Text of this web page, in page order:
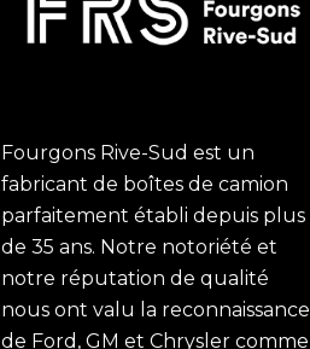
Fourgons Rive-Sud est un
fabricant de boîtes de camion
parfaitement établi depuis plus
de 35 ans. Notre notoriété et
notre réputation de qualité
nous ont valu la reconnaissance
de Ford, GM et Chrysler comme